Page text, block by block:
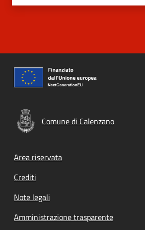
Comune di Calenzano
Footer menu
Area riservata
Crediti
Note legali
Amministrazione trasparente